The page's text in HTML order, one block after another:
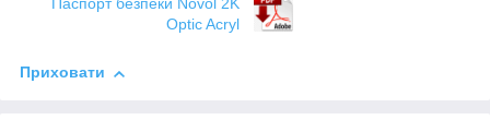
Паспорт безпеки Novol 2K
Optic Acryl
Приховати